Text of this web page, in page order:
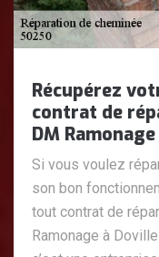
Récupérez
contrat de
DM
Si vous voulez
son bon
tout contrat de
Ramonage à